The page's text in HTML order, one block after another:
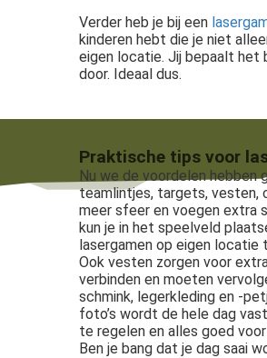
Verder heb je bij een
kinderen hebt die je niet
eigen locatie. Jij bepaalt het
door. Ideaal dus.
Praktische tips voor
Nu we de voordelen hebben
teamlintjes, targets, vesten,
meer sfeer en voegen extra
kun je in het speelveld
lasergamen op eigen locatie
Ook vesten zorgen voor
verbinden en moeten
schmink, legerkleding en -
foto’s wordt de hele dag
te regelen en alles goed
Ben je bang dat je dag saai